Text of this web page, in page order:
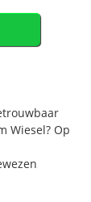
Wiesel? Op